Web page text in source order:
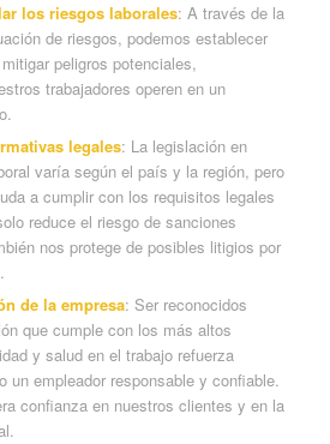
los riesgos laborales: A través de la
de riesgos, podemos establecer
peligros potenciales,
trabajadores operen en un
legales: La legislación en
varía según el país y la región, pero
a cumplir con los requisitos legales
reduce el riesgo de sanciones
nos protege de posibles litigios por
de la empresa: Ser reconocidos
que cumple con los más altos
y salud en el trabajo refuerza
un empleador responsable y confiable.
confianza en nuestros clientes y en la